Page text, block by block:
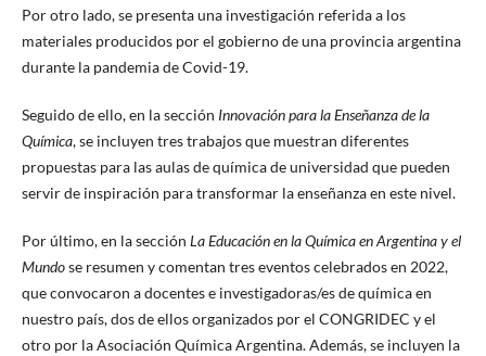
Por otro lado, se presenta una investigación referida a los
materiales producidos por el gobierno de una provincia argentina
durante la pandemia de Covid-19.
Seguido de ello, en la sección Innovación para la Enseñanza de la
Química, se incluyen tres trabajos que muestran diferentes
propuestas para las aulas de química de universidad que pueden
servir de inspiración para transformar la enseñanza en este nivel.
Por último, en la sección La Educación en la Química en Argentina y el
Mundose resumen y comentan tres eventos celebrados en 2022,
que convocaron a docentes e investigadoras/es de química en
nuestro país, dos de ellos organizados por el CONGRIDEC y el
otro por la Asociación Química Argentina. Además, se incluyen la